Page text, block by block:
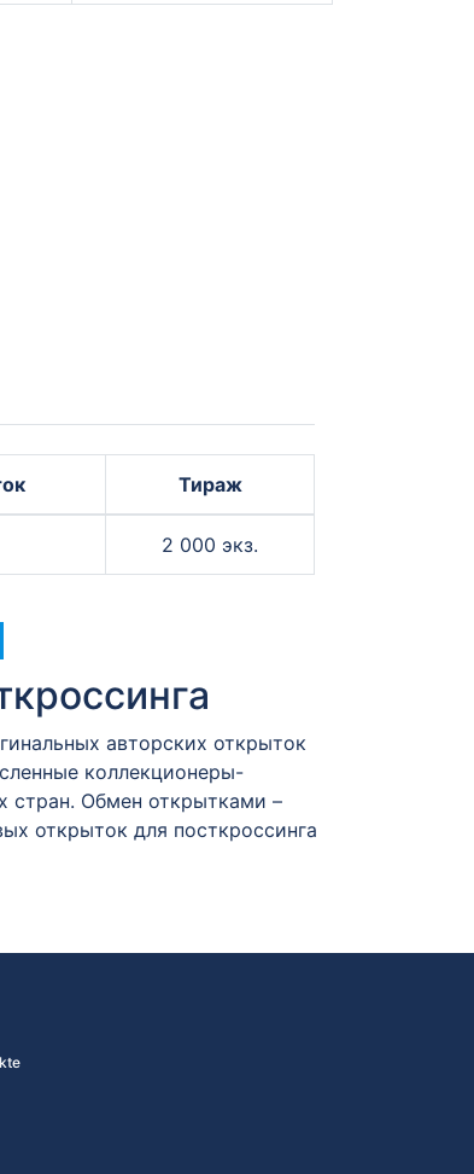
Тираж
2 000 экз.
авторских открыток
коллекционеры-
стран. Обмен открытками –
открыток для посткроссинга